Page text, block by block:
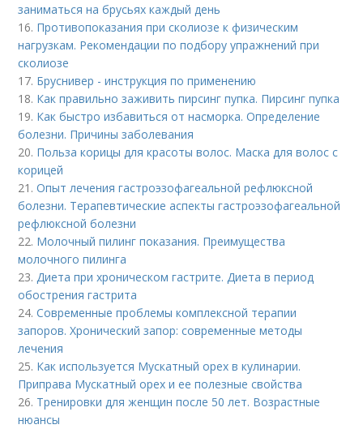
заниматься на брусьях каждый день
16. Противопоказания при сколиозе к физическим
нагрузкам. Рекомендации по подбору упражнений при
сколиозе
17. Бруснивер - инструкция по применению
18. Как правильно заживить пирсинг пупка. Пирсинг пупка
19. Как быстро избавиться от насморка. Определение
болезни. Причины заболевания
20. Польза корицы для красоты волос. Маска для волос с
корицей
21.Опыт лечения гастроэзофагеальной рефлюксной
болезни. Терапевтические аспекты гастроэзофагеальной
рефлюксной болезни
22. Молочный пилинг показания. Преимущества
молочного пилинга
23.Диета при хроническом гастрите. Диета в период
обострения гастрита
24.Современные проблемы комплексной терапии
запоров. Хронический запор: современные методы
лечения
25. Как используется Мускатный орех в кулинарии.
Приправа Мускатный орех и ее полезные свойства
26. Тренировки для женщин после 50 лет. Возрастные
нюансы